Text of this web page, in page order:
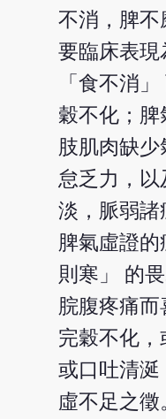
不消，脾不
要臨床表現
「食不消
穀不化；脾
肢肌肉缺
怠乏力，
淡，脈弱諸
脾氣虛證
則寒」 的
脘腹疼痛
完穀不化，
或口吐清涎
虛不足之